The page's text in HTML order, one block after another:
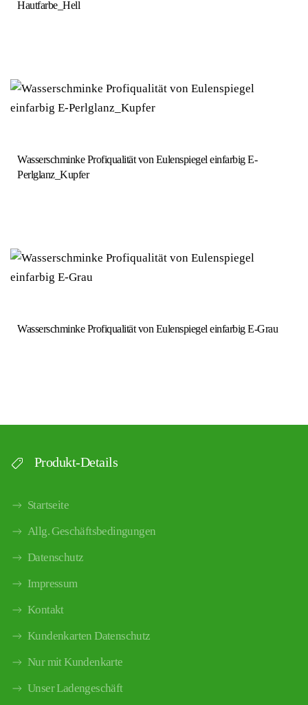
Hautfarbe_Hell
Wasserschminke Profiqualität von Eulenspiegel einfarbig E-
Perlglanz_Kupfer
Wasserschminke Profiqualität von Eulenspiegel einfarbig E-Grau
Produkt-Details
Startseite
Allg. Geschäftsbedingungen
Datenschutz
Impressum
Kontakt
Kundenkarten Datenschutz
Nur mit Kundenkarte
Unser Ladengeschäft